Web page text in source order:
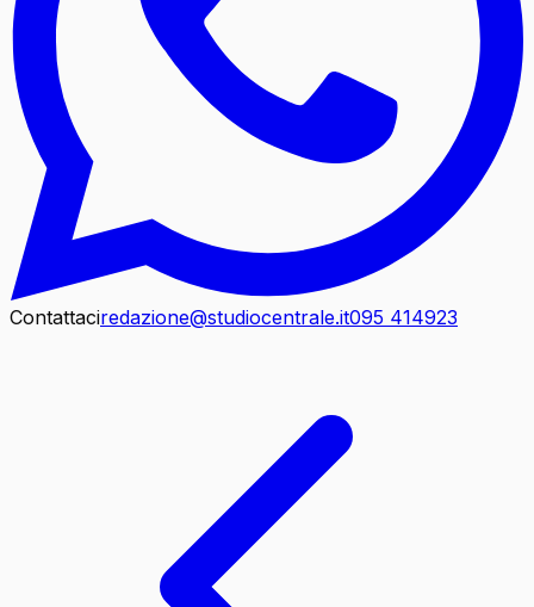
Contattaciredazione@studiocentrale.it095 414923